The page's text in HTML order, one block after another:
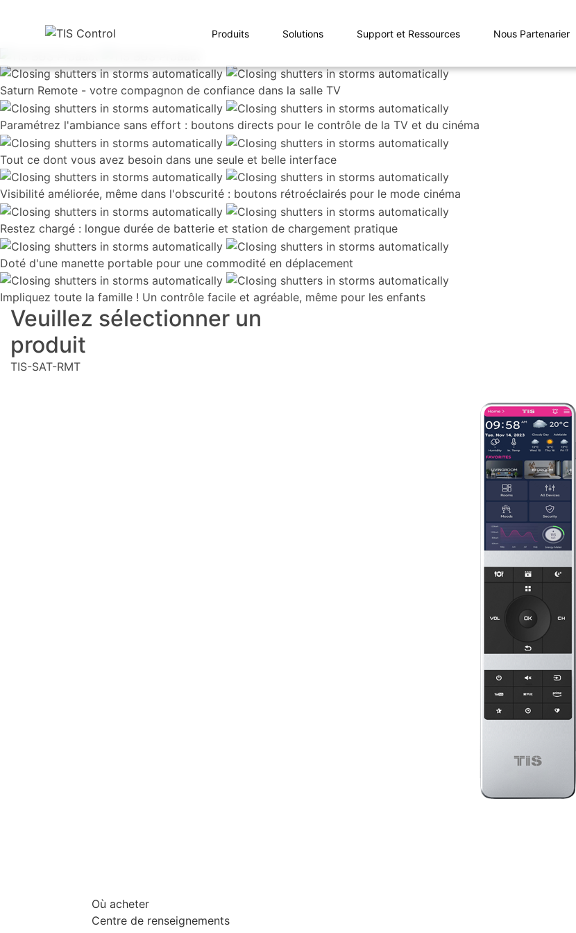
Produits Solutions Support et Ressources Nous Partenarier
Saturn Remote - votre compagnon de confiance dans la salle TV
Paramétrez l'ambiance sans effort : boutons directs pour le contrôle de la TV et du cinéma
Tout ce dont vous avez besoin dans une seule et belle interface
Visibilité améliorée, même dans l'obscurité : boutons rétroéclairés pour le mode cinéma
Restez chargé : longue durée de batterie et station de chargement pratique
Doté d'une manette portable pour une commodité en déplacement
Impliquez toute la famille ! Un contrôle facile et agréable, même pour les enfants
Veuillez sélectionner un
produit
TIS-SAT-RMT
Où acheter
Centre de renseignements